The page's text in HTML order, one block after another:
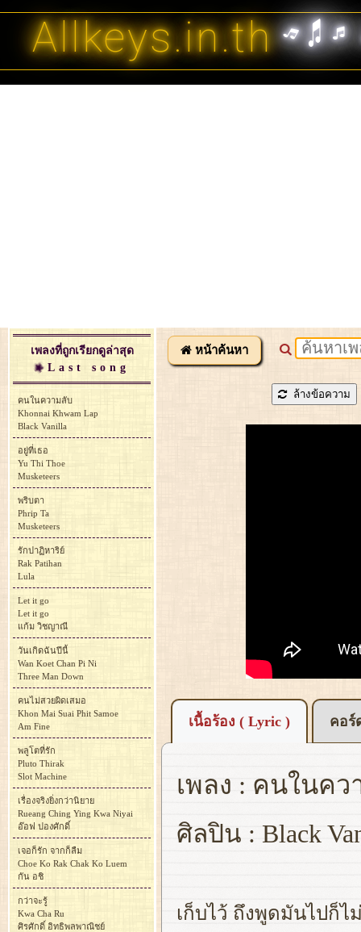
Allkeys.in.th
หน้าค้นหา
ล้างข้อความ
เนื้อร้อง ( Lyric ) คอร์
เพลง : คนในคว
ศิลปิน : Black
เก็บไว้ ถึงพูดมันไปก็
เพลงที่ถูกเรียกดูล่าสุด
Last song
คนในความลับ
Khonnai Khwam Lap
Black Vanilla
อยู่ที่เธอ
Yu Thi Thoe
Musketeers
พริบตา
Phrip Ta
Musketeers
รักปาฏิหาริย์
Rak Patihan
Lula
Let it go
Let it go
แก้ม วิชญาณี
วันเกิดฉันปีนี้
Wan Koet Chan Pi Ni
Three Man Down
คนไม่สวยผิดเสมอ
Khon Mai Suai Phit Samoe
Am Fine
พลูโตที่รัก
Pluto Thirak
Slot Machine
เรื่องจริงยิ่งกว่านิยาย
Rueang Ching Ying Kwa Niyai
อ๊อฟ ปองศักดิ์
เจอก็รัก จากก็ลืม
Choe Ko Rak Chak Ko Luem
กัน อชิ
กว่าจะรู้
Kwa Cha Ru
ศิรศักดิ์ อิทธิพลพาณิชย์